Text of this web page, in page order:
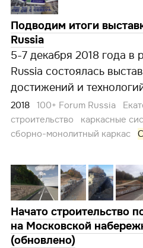
Подводим итоги
Russia
5-7 декабря 2018 года в
Russia состоялась
достижений и
2018 100+ Forum Russia
строительство
каркасные
сборно-монолитный каркас
Начато строительство
на Московской
(обновлено)